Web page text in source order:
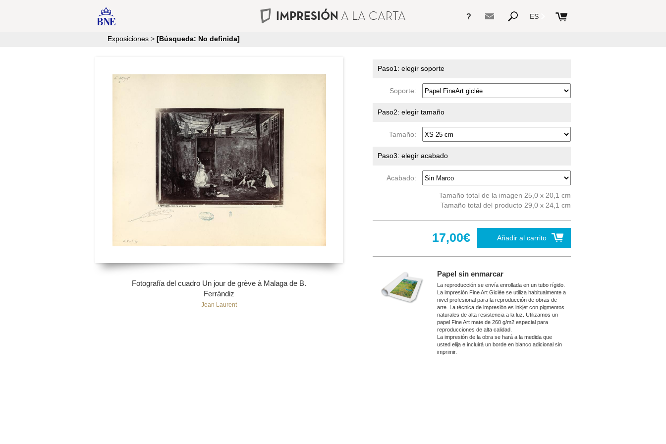
? ES
IMPRESIÓN A LA CARTA
Exposiciones > [Búsqueda: No definida]
Fotografía del cuadro Un jour de grève à Malaga de B.
Ferrándiz
Jean Laurent
Paso1: elegir soporte
Soporte:
Paso2: elegir tamaño
Tamaño:
Paso3: elegir acabado
Acabado:
Tamaño total de la imagen 25,0 x 20,1 cm
Tamaño total del producto 29,0 x 24,1 cm
Añadir al carrito
17,00€
Papel sin enmarcar
La reproducción se envía enrollada en un tubo rígido.
La impresión Fine Art Giclée se utiliza habitualmente a
nivel profesional para la reproducción de obras de
arte. La técnica de impresión es inkjet con pigmentos
naturales de alta resistencia a la luz. Utilizamos un
papel Fine Art mate de 260 g/m2 especial para
reproducciones de alta calidad.
La impresión de la obra se hará a la medida que
usted elija e incluirá un borde en blanco adicional sin
imprimir.